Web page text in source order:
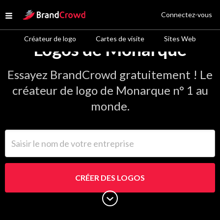
Open menu
Site Logo
Créateur de logo Cartes de visite Sites Web
Connectez-vous
Logos de Monarque
Essayez BrandCrowd gratuitement ! Le
créateur de logo de Monarque n° 1 au
monde.
CRÉER DES LOGOS